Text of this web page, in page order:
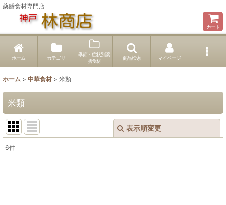
薬膳食材専門店
カート
ホーム カテゴリ
季節・症状別薬
膳食材
商品検索 マイページ
ホーム > 中華食材 > 米類
米類
表示順変更
6件